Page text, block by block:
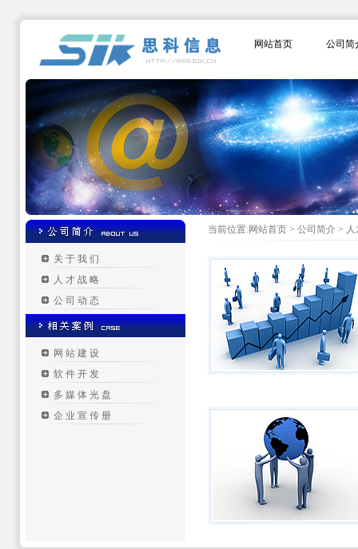
网站首页 公司简
关于我们
人才战略
公司动态
网站建设
软件开发
多媒体光盘
企业宣传册
当前位置:网站首页 > 公司简介 > 人